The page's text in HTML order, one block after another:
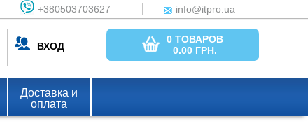
+380503703627 info@itpro.ua
ВХОД
0 ТОВАРОВ
0.00 ГРН.
Доставка и
оплата